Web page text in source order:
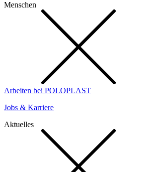
Menschen
Arbeiten bei POLOPLAST
Jobs & Karriere
Aktuelles